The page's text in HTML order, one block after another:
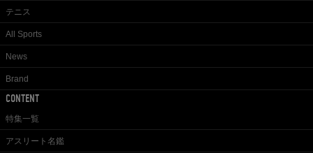
テニス
All Sports
News
Brand
CONTENT
特集一覧
アスリート名鑑